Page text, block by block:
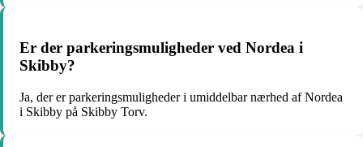
Er der parkeringsmuligheder ved Nordea i
Skibby?
Ja, der er parkeringsmuligheder i umiddelbar nærhed af Nordea
i Skibby på Skibby Torv.